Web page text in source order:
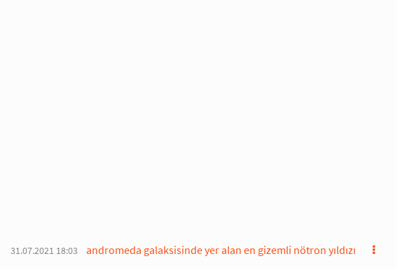
andromeda galaksisinde yer alan en gizemli nötron yıldızı
31.07.2021 18:03